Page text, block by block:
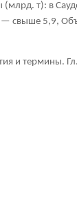
(млрд. т): в
5,9,
и термины.